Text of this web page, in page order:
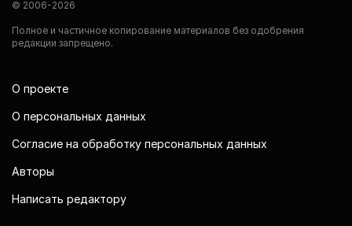
© 2006-2026
Полное и частичное копирование материалов без одобрения
редакции запрещено.
О проекте
О персональных данных
Согласие на обработку персональных данных
Авторы
Написать редактору